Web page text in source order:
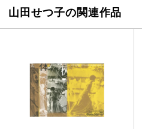
山田せつ子の関連作品